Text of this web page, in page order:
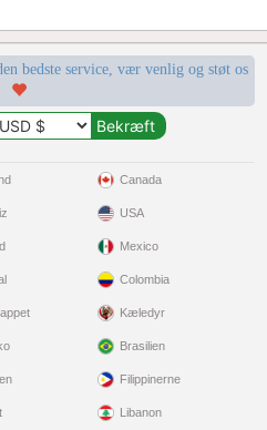
bedste service, vær venlig og støt os
Canada
USA
Mexico
Colombia
Kæledyr
Brasilien
Filippinerne
Libanon